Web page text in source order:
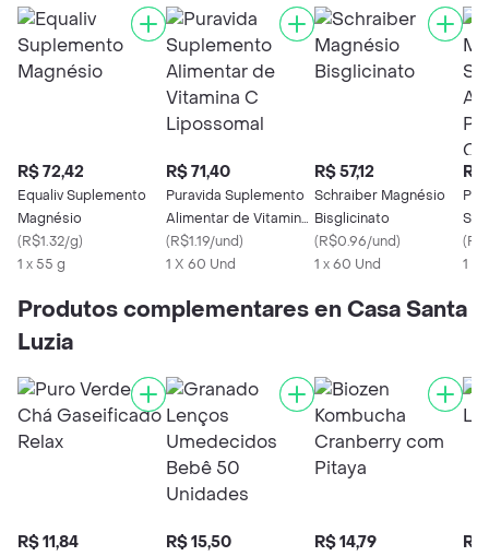
R$ 72,42
Equaliv Suplemento
Magnésio
(R$1.32/g)
1 x 55 g
R$ 71,40
Puravida Suplemento
Alimentar de Vitamina
C Lipossomal
(R$1.19/und)
1 X 60 Und
R$ 57,12
Schraiber Magnésio
Bisglicinato
(R$0.96/und)
1 x 60 Und
R$
(
1 X
Produtos complementares en Casa Santa
Luzia
R$ 11,84 R$ 15,50 R$ 14,79 R$